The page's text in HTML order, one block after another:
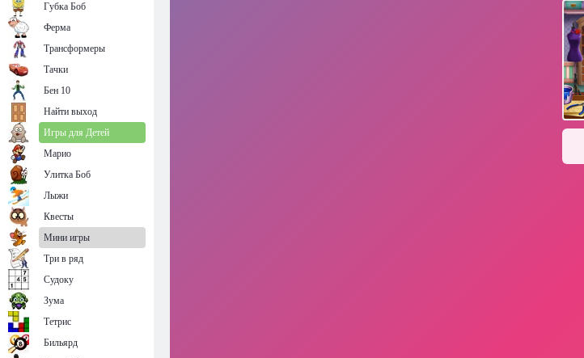
Губка Боб
Ферма
Трансформеры
Тачки
Бен 10
Найти выход
Игры для Детей
Марио
Улитка Боб
Лыжи
Квесты
Мини игры
Три в ряд
Судоку
Зума
Тетрис
Бильярд